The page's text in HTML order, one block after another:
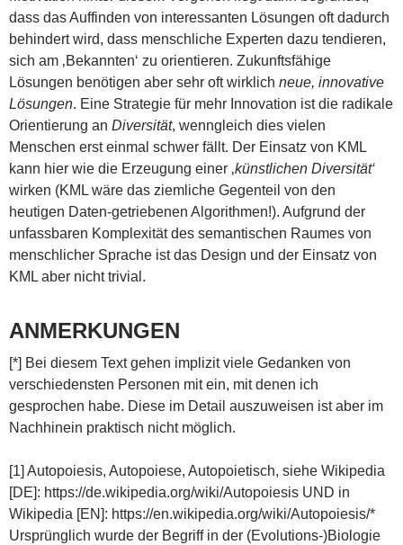
dass das Auffinden von interessanten Lösungen oft dadurch
behindert wird, dass menschliche Experten dazu tendieren,
sich am ‚Bekannten‘ zu orientieren. Zukunftsfähige
Lösungen benötigen aber sehr oft wirklich neue, innovative
Lösungen. Eine Strategie für mehr Innovation ist die radikale
Orientierung an Diversität, wenngleich dies vielen
Menschen erst einmal schwer fällt. Der Einsatz von KML
kann hier wie die Erzeugung einer ‚künstlichen Diversität‘
wirken (KML wäre das ziemliche Gegenteil von den
heutigen Daten-getriebenen Algorithmen!). Aufgrund der
unfassbaren Komplexität des semantischen Raumes von
menschlicher Sprache ist das Design und der Einsatz von
KML aber nicht trivial.
ANMERKUNGEN
[*] Bei diesem Text gehen implizit viele Gedanken von
verschiedensten Personen mit ein, mit denen ich
gesprochen habe. Diese im Detail auszuweisen ist aber im
Nachhinein praktisch nicht möglich.
[1] Autopoiesis, Autopoiese, Autopoietisch, siehe Wikipedia
[DE]: https://de.wikipedia.org/wiki/Autopoiesis UND in
Wikipedia [EN]: https://en.wikipedia.org/wiki/Autopoiesis/*
Ursprünglich wurde der Begriff in der (Evolutions-)Biologie